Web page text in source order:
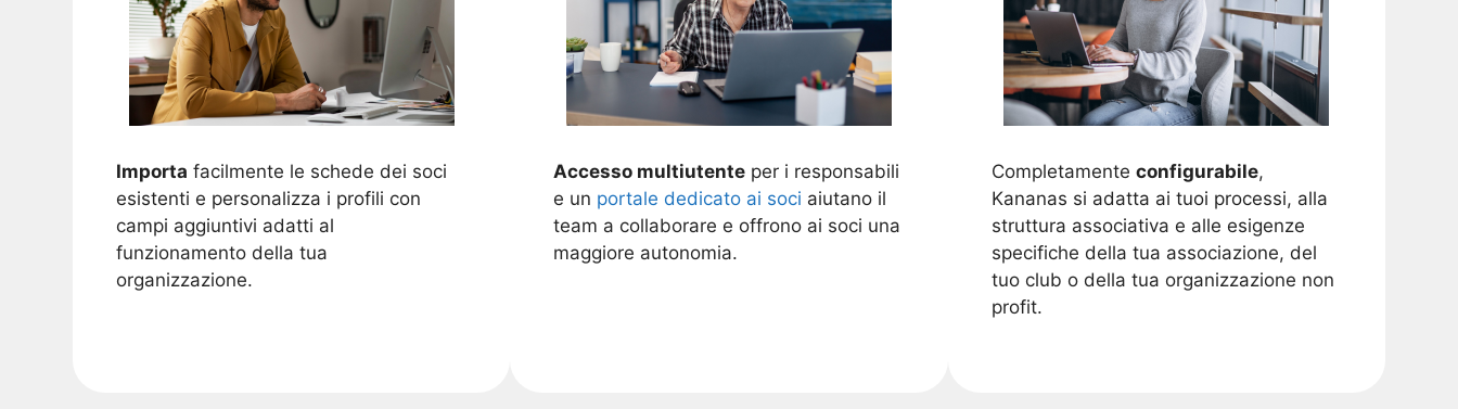
Importa facilmente le schede dei soci
esistenti e personalizza i profili con
campi aggiuntivi adatti al
funzionamento della tua
organizzazione.
Accesso multiutente per i responsabili
e un portale dedicato ai soci aiutano il
team a collaborare e offrono ai soci una
maggiore autonomia.
Completamente configurabile,
Kananas si adatta ai tuoi processi, alla
struttura associativa e alle esigenze
specifiche della tua associazione, del
tuo club o della tua organizzazione non
profit.